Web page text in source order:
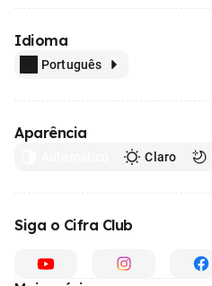
Idioma
Português
Aparência
Claro
Siga o Cifra Club